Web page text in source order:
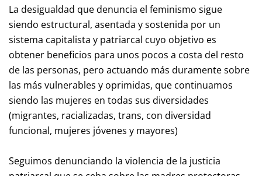
La desigualdad que denuncia el feminismo sigue
siendo estructural, asentada y sostenida por un
sistema capitalista y patriarcal cuyo objetivo es
obtener beneficios para unos pocos a costa del resto
de las personas, pero actuando más duramente sobre
las más vulnerables y oprimidas, que continuamos
siendo las mujeres en todas sus diversidades
(migrantes, racializadas, trans, con diversidad
funcional, mujeres jóvenes y mayores)
Seguimos denunciando la violencia de la justicia